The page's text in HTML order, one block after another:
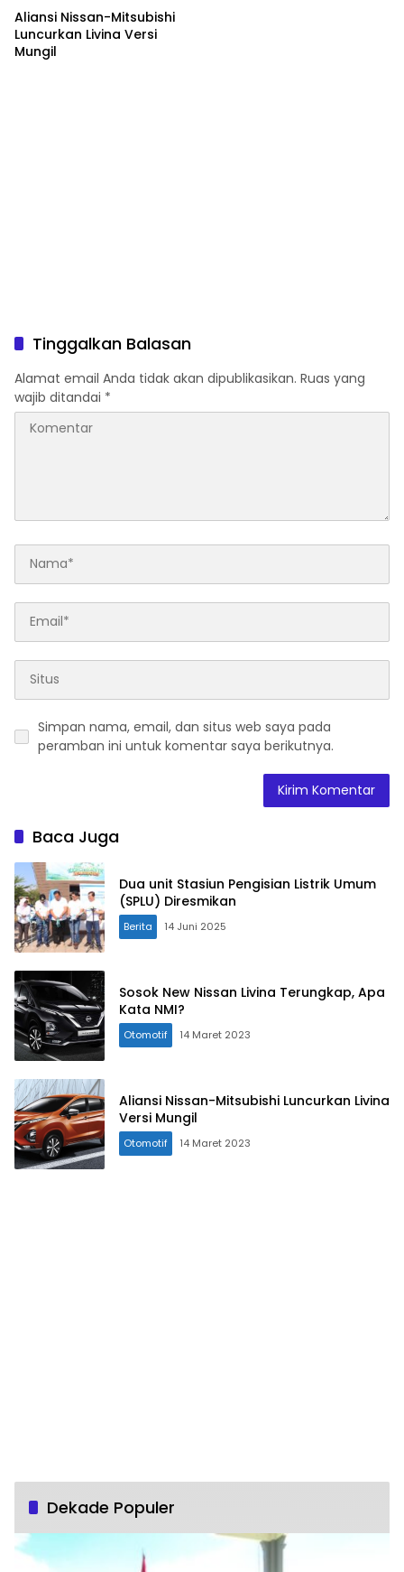
Aliansi Nissan-Mitsubishi
Luncurkan Livina Versi
Mungil
Tinggalkan Balasan
Alamat email Anda tidak akan dipublikasikan. Ruas yang
wajib ditandai *
Simpan nama, email, dan situs web saya pada
peramban ini untuk komentar saya berikutnya.
Baca Juga
Dua unit Stasiun Pengisian Listrik Umum
(SPLU) Diresmikan
Berita 14 Juni 2025
Sosok New Nissan Livina Terungkap, Apa
Kata NMI?
Otomotif 14 Maret 2023
Aliansi Nissan-Mitsubishi Luncurkan Livina
Versi Mungil
Otomotif 14 Maret 2023
Dekade Populer